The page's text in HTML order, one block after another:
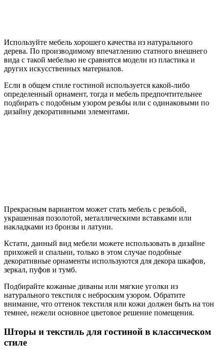
Используйте мебель хорошего качества из натурального
дерева. По производимому впечатлению статного внешнего
вида с такой мебелью не сравнятся модели из пластика и
других искусственных материалов.
Если в общем стиле гостиной используется какой-либо
определенный орнамент, тогда и мебель предпочтительнее
подбирать с подобным узором резьбы или с одинаковыми по
дизайну декоративными элементами.
Прекрасным вариантом может стать мебель с резьбой,
украшенная позолотой, металлическими вставками или
накладками из бронзы и латуни.
Кстати, данный вид мебели можете использовать в дизайне
прихожей и спальни, только в этом случае подобные
декоративные орнаменты используются для декора шкафов,
зеркал, пуфов и тумб.
Подбирайте кожаные диваны или мягкие уголки из
натурального текстиля с неброским узором. Обратите
внимание, что оттенок текстиля или кожи должен быть на тон
темнее, нежели основное цветовое решение помещения.
Шторы и текстиль для гостиной в классическом
стиле